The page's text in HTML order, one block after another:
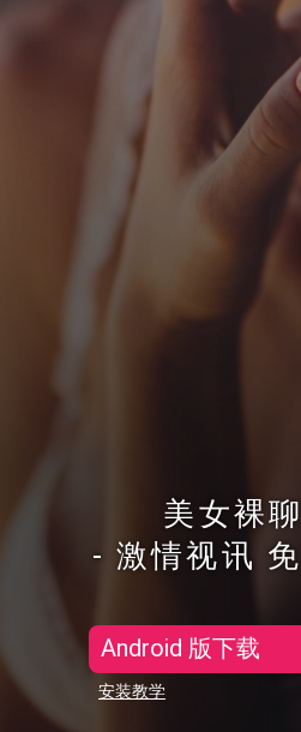
美女裸
- 激情视讯
Android 版下载
安装教学